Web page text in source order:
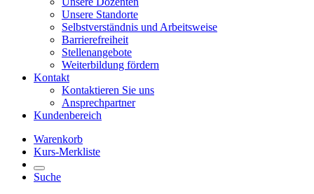
Unsere Standorte
Selbstverständnis und Arbeitsweise
Barrierefreiheit
Stellenangebote
Weiterbildung fördern
Kontakt
Kontaktieren Sie uns
Ansprechpartner
Kundenbereich
Warenkorb
Kurs-Merkliste
Suche